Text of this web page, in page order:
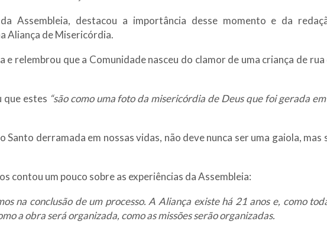
Assembleia, destacou a importância desse momento e da
Aliança de Misericórdia.
relembrou que a Comunidade nasceu do clamor de uma criança de rua
que estes “são como uma foto da misericórdia de Deus que foi gerada
Santo derramada em nossas vidas, não deve nunca ser uma gaiola, mas
contou um pouco sobre as experiências da Assembleia:
na conclusão de um processo. A Aliança existe há 21 anos e, como
a obra será organizada, como as missões serão organizadas.